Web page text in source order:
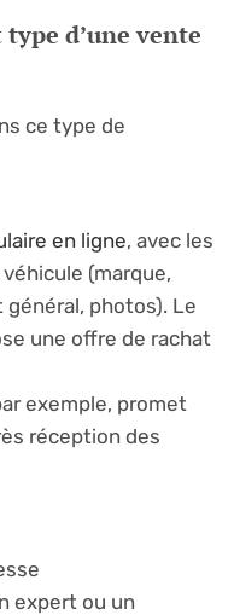
d’une vente
ce type de
en ligne, avec les
(marque,
photos). Le
une offre de rachat
exemple, promet
réception des
expert ou un